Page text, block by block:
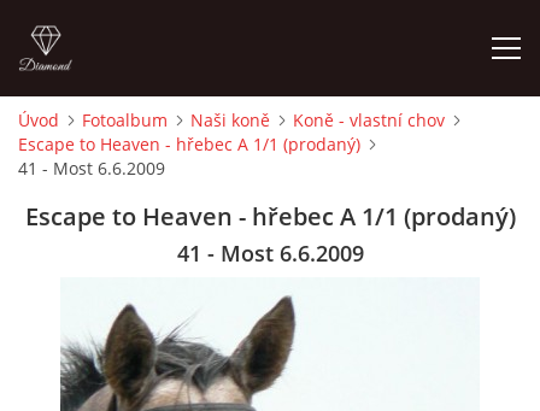
ÚVOD
KONTAKT
STÁJ ECOLA (HAKLOVY DVORY)
Úvod Fotoalbum Naši koně
Koně - vlastní chov
Escape to Heaven - hřebec A 1/1 (prodaný)
41 - Most 6.6.2009
Escape to Heaven - hřebec A 1/1 (prodaný)
41 - Most 6.6.2009